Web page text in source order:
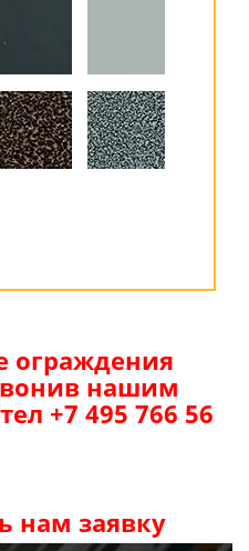
ограждения
нашим
+7 495 766 56
нам заявку